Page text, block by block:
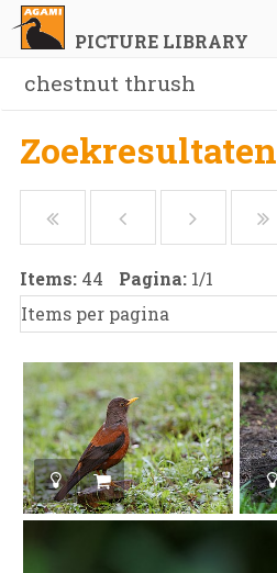
PICTURE LIBRARY
Zoekresultaten
Items: 44 Pagina: 1/1